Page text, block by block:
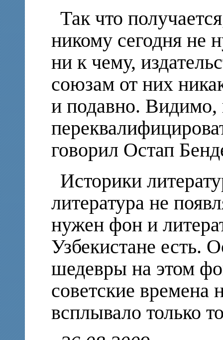
Так что
никому сегодня не
ни к чему,
союзам от них
и подавно. Видимо,
говорил Остап
Историки
литература не
нужен фон и
Узбекистане есть.
шедевры на этом
советские времена
всплывало только